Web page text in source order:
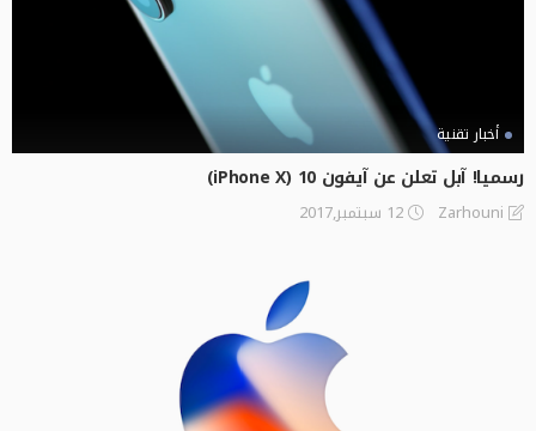
أخبار تقنية
رسميا! آبل تعلن عن آيفون 10 (iPhone X)
Zarhouni 12 سبتمبر,2017